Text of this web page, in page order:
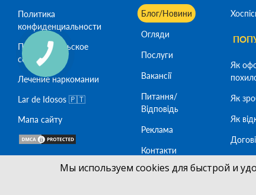
Политика
конфиденциальности
Пользовательское
соглашение
Лечение наркомании
Lar de Idosos 🇵🇹
Мапа сайту
SeoСaptain
Блог/Новини
Огляди
Послуги
Вакансії
Питання/
Відповідь
Реклама
Контакти
Як
Як
Як
Мы используем cookies для быстрой и